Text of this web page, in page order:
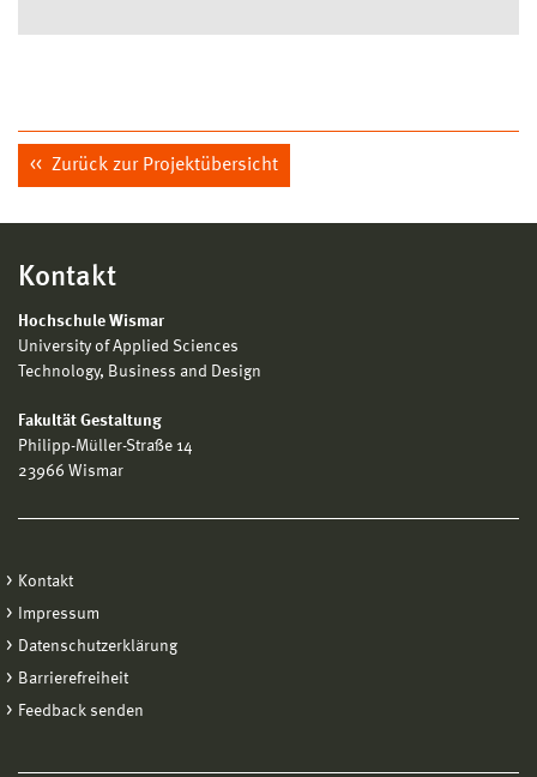
Zurück zur Projektübersicht
Kontakt
Hochschule Wismar
University of Applied Sciences
Technology, Business and Design
Fakultät Gestaltung
Philipp-Müller-Straße 14
23966 Wismar
Kontakt
Impressum
Datenschutzerklärung
Barrierefreiheit
Feedback senden